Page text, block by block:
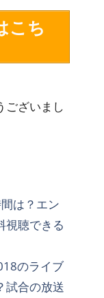
こち
ございまし
は？エン
視聴できる
のライブ
試合の放送